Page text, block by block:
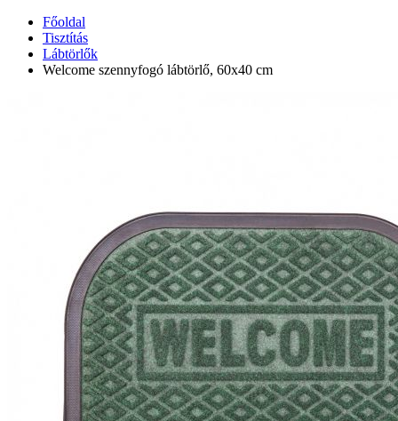
Főoldal
Tisztítás
Lábtörlők
Welcome szennyfogó lábtörlő, 60x40 cm